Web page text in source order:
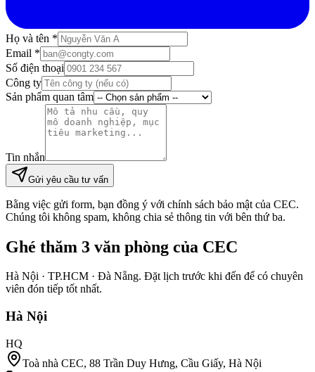
Họ và tên *
Email *
Số điện thoại
Công ty
Sản phẩm quan tâm
Tin nhắn
Gửi yêu cầu tư vấn
Bằng việc gửi form, bạn đồng ý với chính sách bảo mật của CEC.
Chúng tôi không spam, không chia sẻ thông tin với bên thứ ba.
Ghé thăm 3 văn phòng của CEC
Hà Nội · TP.HCM · Đà Nẵng. Đặt lịch trước khi đến để có chuyên
viên đón tiếp tốt nhất.
Hà Nội
HQ
Toà nhà CEC, 88 Trần Duy Hưng, Cầu Giấy, Hà Nội